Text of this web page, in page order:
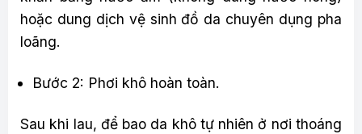
hoặc dung dịch vệ sinh đồ da chuyên dụng pha
loãng.
Bước 2: Phơi khô hoàn toàn.
Sau khi lau, để bao da khô tự nhiên ở nơi thoáng